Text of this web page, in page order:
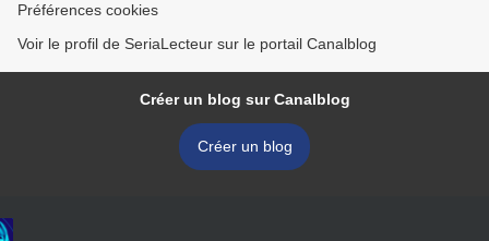
Préférences cookies
Voir le profil de SeriaLecteur sur le portail Canalblog
Créer un blog sur Canalblog
Créer un blog